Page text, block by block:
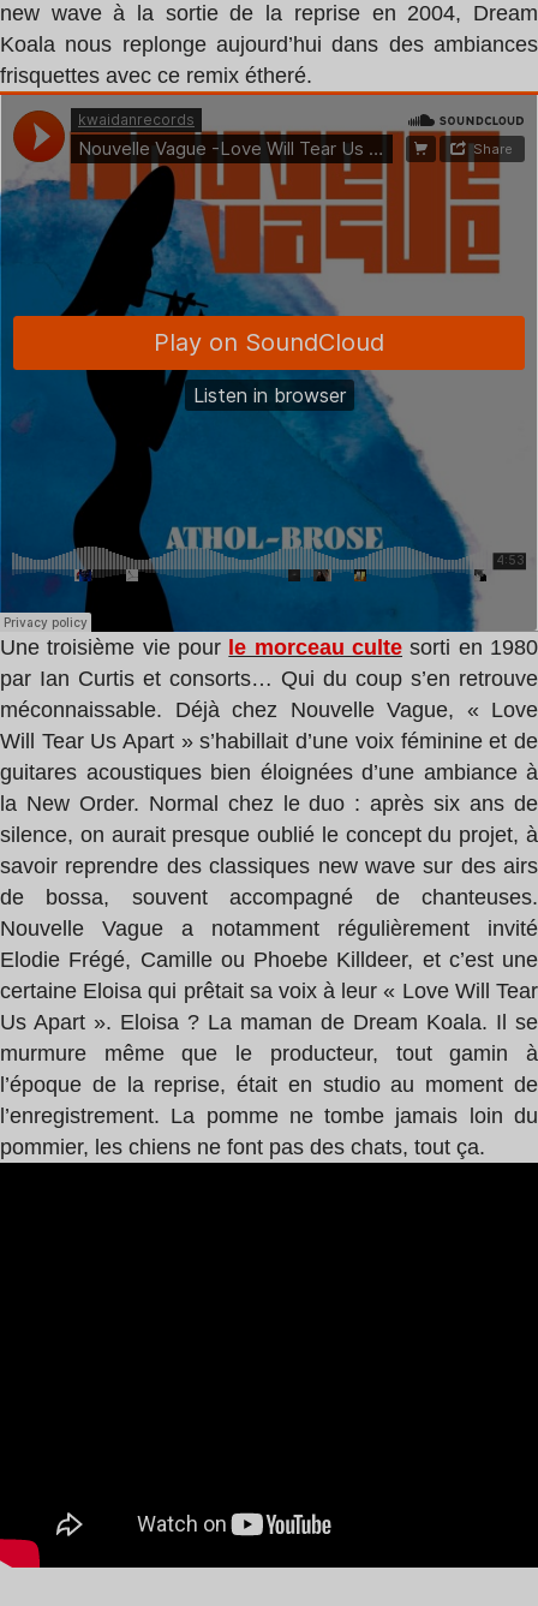
new wave à la sortie de la reprise en 2004, Dream
Koala nous replonge aujourd’hui dans des ambiances
frisquettes avec ce remix étheré.
Une troisième vie pour le morceau culte sorti en 1980
par Ian Curtis et consorts… Qui du coup s’en retrouve
méconnaissable. Déjà chez Nouvelle Vague, « Love
Will Tear Us Apart » s’habillait d’une voix féminine et de
guitares acoustiques bien éloignées d’une ambiance à
la New Order. Normal chez le duo : après six ans de
silence, on aurait presque oublié le concept du projet, à
savoir reprendre des classiques new wave sur des airs
de bossa, souvent accompagné de chanteuses.
Nouvelle Vague a notamment régulièrement invité
Elodie Frégé, Camille ou Phoebe Killdeer, et c’est une
certaine Eloisa qui prêtait sa voix à leur « Love Will Tear
Us Apart ». Eloisa ? La maman de Dream Koala. Il se
murmure même que le producteur, tout gamin à
l’époque de la reprise, était en studio au moment de
l’enregistrement. La pomme ne tombe jamais loin du
pommier, les chiens ne font pas des chats, tout ça.